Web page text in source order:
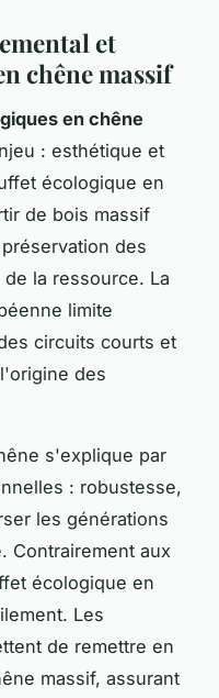
et
chêne massif
en chêne
: esthétique et
écologique en
de bois massif
des
la ressource. La
limite
circuits courts et
des
s'explique par
: robustesse,
les générations
Contrairement aux
écologique en
Les
de remettre en
massif, assurant